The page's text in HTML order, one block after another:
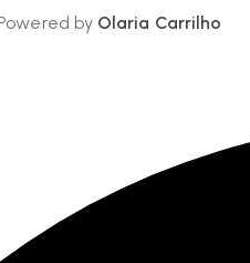
by Olaria Carrilho